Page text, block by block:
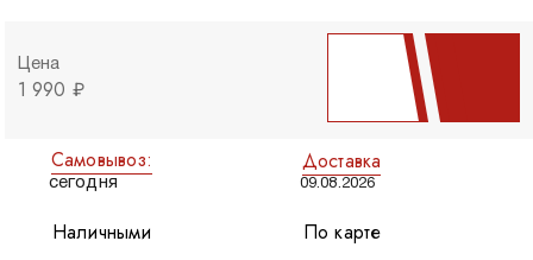
Цена
1 990 ₽
Самовывоз:
сегодня
Доставка
09.08.2026
Наличными По карте